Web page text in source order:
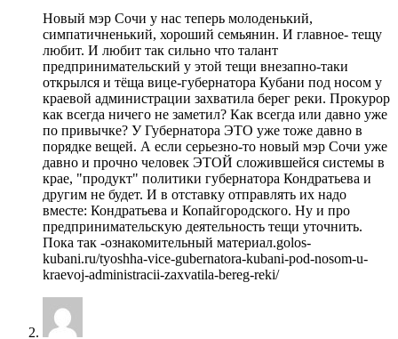
Новый мэр Сочи у нас теперь молоденький,
симпатичненький, хороший семьянин. И главное- тещу
любит. И любит так сильно что талант
предпринимательский у этой тещи внезапно-таки
открылся и тёща вице-губернатора Кубани под носом у
краевой администрации захватила берег реки. Прокурор
как всегда ничего не заметил? Как всегда или давно уже
по привычке? У Губернатора ЭТО уже тоже давно в
порядке вещей. А если серьезно-то новый мэр Сочи уже
давно и прочно человек ЭТОЙ сложившейся системы в
крае, "продукт" политики губернатора Кондратьева и
другим не будет. И в отставку отправлять их надо
вместе: Кондратьева и Копайгородского. Ну и про
предпринимательскую деятельность тещи уточнить.
Пока так -ознакомительный материал.golos-
kubani.ru/tyoshha-vice-gubernatora-kubani-pod-nosom-u-
kraevoj-administracii-zaxvatila-bereg-reki/